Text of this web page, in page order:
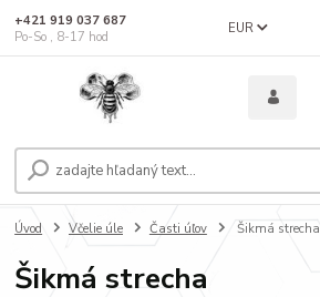
EUR
+421 919 037 687
Po-So , 8-17 hod
Úvod Včelie úle Časti úľov Šikmá strecha
Šikmá strecha